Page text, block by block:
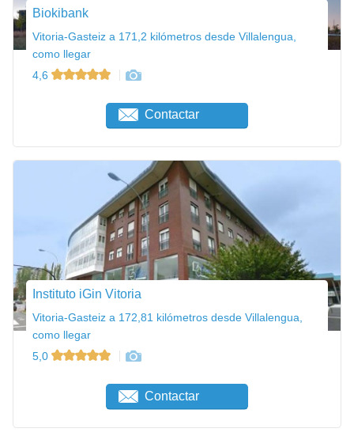
Biokibank
Vitoria-Gasteiz a 171,2 kilómetros desde Villalengua,
como llegar
4,6
Contactar
Instituto iGin Vitoria
Vitoria-Gasteiz a 172,81 kilómetros desde Villalengua,
como llegar
5,0
Contactar